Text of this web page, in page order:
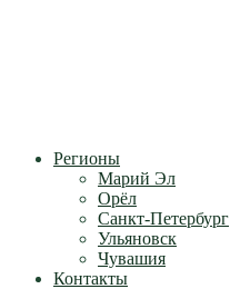
Регионы
Марий Эл
Орёл
Санкт-Петербург
Ульяновск
Чувашия
Контакты